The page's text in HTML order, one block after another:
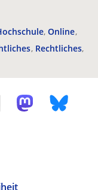
Online
Rechtliches